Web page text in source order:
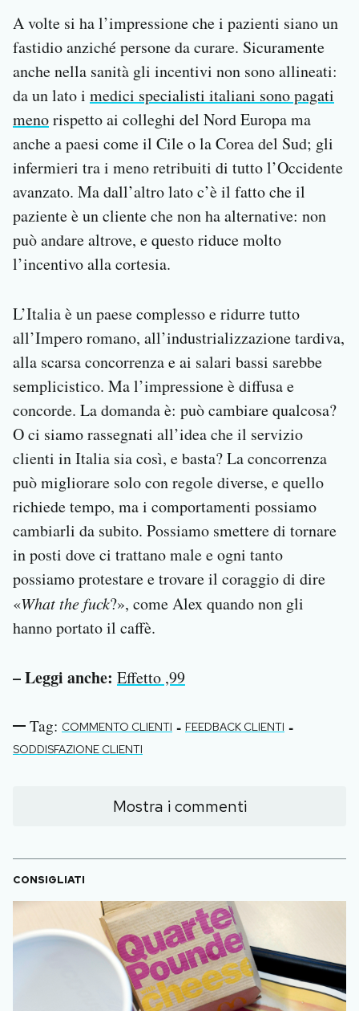
A volte si ha l’impressione che i pazienti siano un
fastidio anziché persone da curare. Sicuramente
anche nella sanità gli incentivi non sono allineati:
da un lato i medici specialisti italiani sono pagati
menorispetto ai colleghi del Nord Europa ma
anche a paesi come il Cile o la Corea del Sud; gli
infermieri tra i meno retribuiti di tutto l’Occidente
avanzato. Ma dall’altro lato c’è il fatto che il
paziente è un cliente che non ha alternative: non
può andare altrove, e questo riduce molto
l’incentivo alla cortesia.
L’Italia è un paese complesso e ridurre tutto
all’Impero romano, all’industrializzazione tardiva,
alla scarsa concorrenza e ai salari bassi sarebbe
semplicistico. Ma l’impressione è diffusa e
concorde. La domanda è: può cambiare qualcosa?
O ci siamo rassegnati all’idea che il servizio
clienti in Italia sia così, e basta? La concorrenza
può migliorare solo con regole diverse, e quello
richiede tempo, ma i comportamenti possiamo
cambiarli da subito. Possiamo smettere di tornare
in posti dove ci trattano male e ogni tanto
possiamo protestare e trovare il coraggio di dire
«What the fuck?», come Alex quando non gli
hanno portato il caffè.
– Leggi anche: Effetto ,99
Tag: COMMENTO CLIENTI - FEEDBACK CLIENTI -
SODDISFAZIONE CLIENTI
Mostra i commenti
CONSIGLIATI